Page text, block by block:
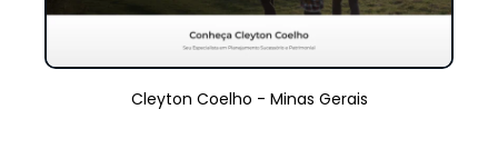
Cleyton Coelho - Minas Gerais